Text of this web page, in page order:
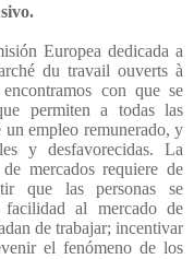
Europea dedicada a
du travail ouverts à
con que se
permiten a todas las
un empleo remunerado, y
y desfavorecidas. La
mercados requiere de
que las personas se
al mercado de
de trabajar; incentivar
el fenómeno de los